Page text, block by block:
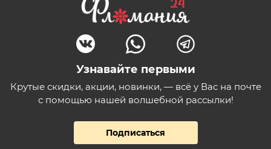
Узнавайте первыми
Крутые скидки, акции, новинки, — всё у Вас на почте
с помощью нашей волшебной рассылки!
Подписаться